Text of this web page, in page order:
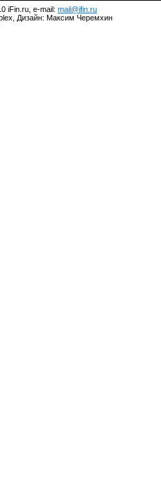
iFin.ru, e-mail: mail@ifin.ru
Дизайн: Максим Черемхин